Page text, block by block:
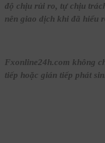
độ chịu rủi ro, tự chịu
nên giao dịch khi đã hiểu
Fxonline24h.com không
tiếp hoặc gián tiếp phát